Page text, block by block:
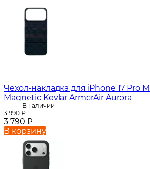
Чехол-накладка для iPhone 17 Pro
Magnetic Kevlar ArmorAir Aurora
В наличии
3 990 ₽
3 790 ₽
В корзину